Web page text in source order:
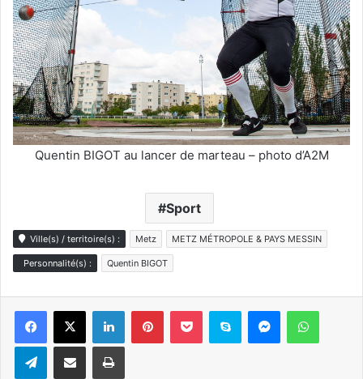
Quentin BIGOT au lancer de marteau – photo d’A2M
Sport
Ville(s) / territoire(s) : Metz METZ MÉTROPOLE & PAYS MESSIN
Personnalité(s) : Quentin BIGOT
LinkedinPinterestPocket Skype Messenger
TelegramPartager par e-mail Imprimer